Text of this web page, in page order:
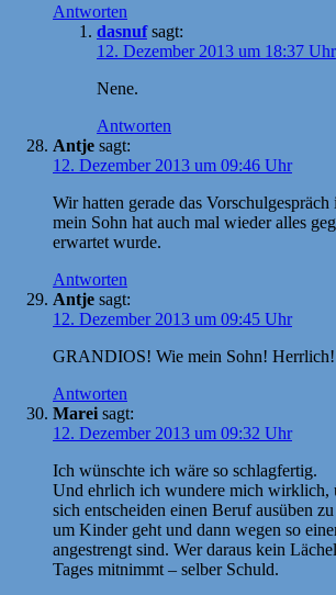
Antworten
dasnuf sagt:
12. Dezember 2013 um 18:37 Uhr
Nene.
Antworten
Antje sagt:
12. Dezember 2013 um 09:46 Uhr
Wir hatten gerade das
mein Sohn hat auch mal wieder alles
erwartet wurde.
Antworten
Antje sagt:
12. Dezember 2013 um 09:45 Uhr
GRANDIOS! Wie mein Sohn! Herrlich!
Antworten
Marei sagt:
12. Dezember 2013 um 09:32 Uhr
Ich wünschte ich wäre so schlagfertig.
Und ehrlich ich wundere mich wirklich,
sich entscheiden einen Beruf ausüben
um Kinder geht und dann wegen so
angestrengt sind. Wer daraus kein
Tages mitnimmt – selber Schuld.